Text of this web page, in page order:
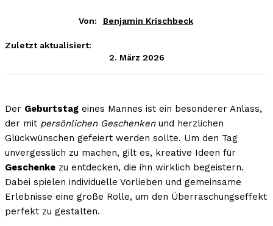
Von: Benjamin Krischbeck
Zuletzt aktualisiert:
2. März 2026
Der Geburtstag eines Mannes ist ein besonderer Anlass,
der mit persönlichen Geschenkenund herzlichen
Glückwünschen gefeiert werden sollte. Um den Tag
unvergesslich zu machen, gilt es, kreative Ideen für
Geschenke zu entdecken, die ihn wirklich begeistern.
Dabei spielen individuelle Vorlieben und gemeinsame
Erlebnisse eine große Rolle, um den Überraschungseffekt
perfekt zu gestalten.